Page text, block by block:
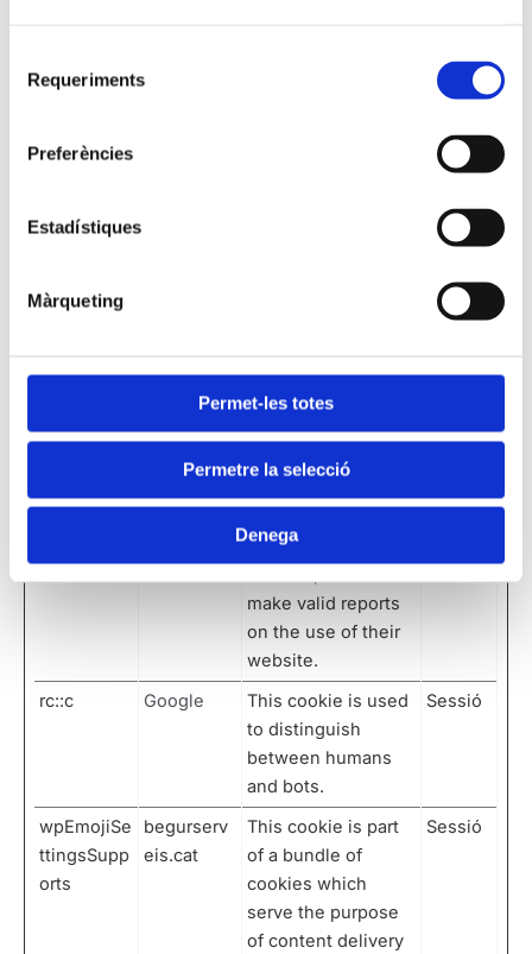
Requeriments
Preferències
Estadístiques
Màrqueting
Permet-les totes
Permetre la selecció
Denega
elementor
in real-time.
Perman
rc::a Google
This cookie is used
to distinguish
beneficial for the
make valid reports
on the use of their
website.
Perman
rc::c Google
This cookie is used
to distinguish
between humans
and bots.
Sessió
wpEmojiSe
ttingsSupp
orts
begurserv
eis.cat
This cookie is part
of a bundle of
cookies which
serve the purpose
of content delivery
Sessió